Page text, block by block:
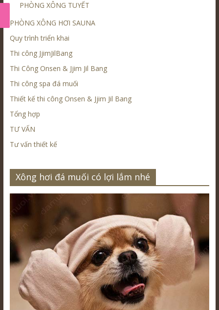
PHÒNG XÔNG TUYẾT
PHÒNG XÔNG HƠI SAUNA
Quy trình triển khai
Thi công JjimJilBang
Thi Công Onsen & Jjim Jil Bang
Thi công spa đá muối
Thiết kế thi công Onsen & Jjim Jil Bang
Tổng hợp
TƯ VẤN
Tư vấn thiết kế
Xông hơi đá muối có lợi lắm nhé